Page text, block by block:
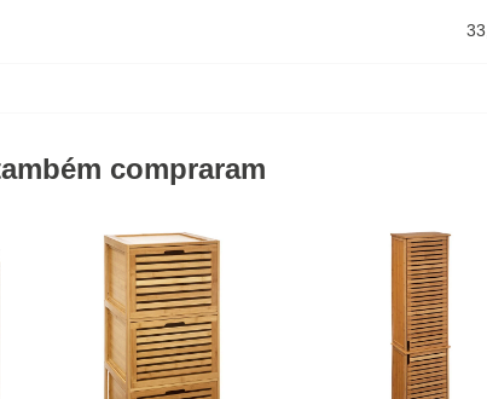
compraram